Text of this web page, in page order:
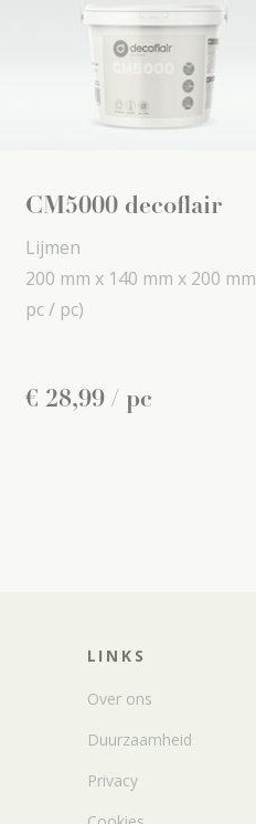
CM5000 decoflair
Lijmen
200 mm x 140 mm x 200 mm
pc / pc)
€ 28,99/ pc
LINKS
Over ons
Duurzaamheid
Privacy